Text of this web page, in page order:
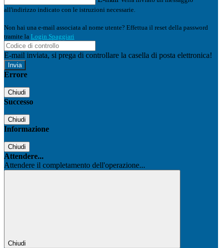
all'indirizzo indicato con le istruzioni necessarie.
Non hai una e-mail associata al nome utente? Effettua il reset della password
tramite la Login Spaggiari
E-mail inviata, si prega di controllare la casella di posta elettronica!
Errore
Chiudi
Successo
Chiudi
Informazione
Chiudi
Attendere...
Attendere il completamento dell'operazione...
Chiudi